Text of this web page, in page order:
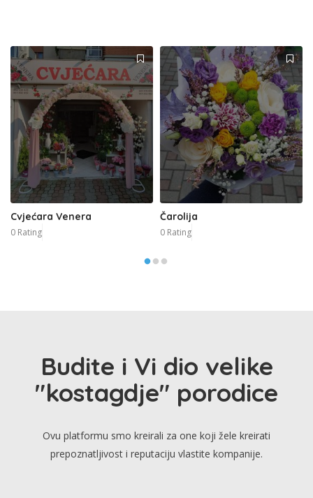
Cvjećara Venera
0 Rating
Čarolija
0 Rating
Budite i Vi dio velike
"kostagdje" porodice
Ovu platformu smo kreirali za one koji žele kreirati
prepoznatljivost i reputaciju vlastite kompanije.